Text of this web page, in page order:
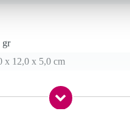
gr
x 12,0 x 5,0 cm